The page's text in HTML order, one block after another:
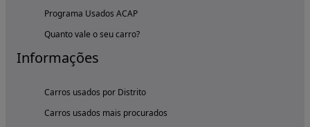
Programa Usados ACAP
Quanto vale o seu carro?
Informações
Carros usados por Distrito
Carros usados mais procurados